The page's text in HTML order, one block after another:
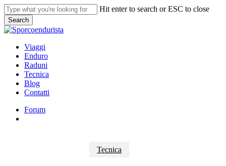
Skip
to
main
content
Hit enter to search or ESC to close
Search
Close
search
Menu
Viaggi
Enduro
Raduni
Tecnica
Blog
Contatti
Forum
Tecnica